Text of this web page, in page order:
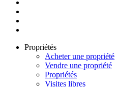
Propriétés
Acheter une propriété
Vendre une propriété
Propriétés
Visites libres